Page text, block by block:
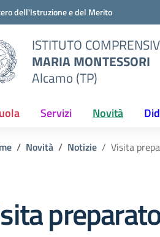
dell'Istruzione e del Merito
ISTITUTO
MARIA MONTESSORI
Alcamo (TP)
Servizi Novità
Novità Notizie Visita